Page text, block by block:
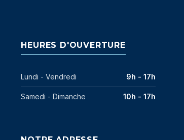
HEURES D'OUVERTURE
Lundi - Vendredi 9h - 17h
Samedi - Dimanche 10h - 17h